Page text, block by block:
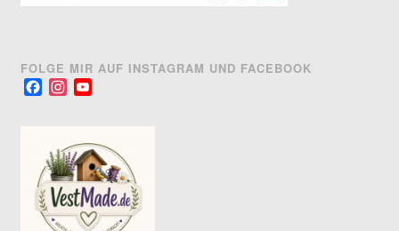
FOLGE MIR AUF INSTAGRAM UND FACEBOOK
FacebookInstagram